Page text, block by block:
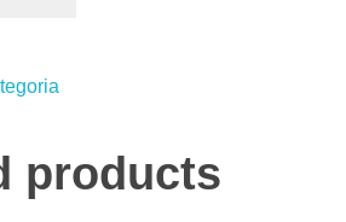
products